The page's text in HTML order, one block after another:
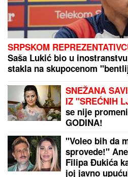
VODITELJKA RTS-A UŽIVA
praćka u 52. godini:
zašto važi za jednu od